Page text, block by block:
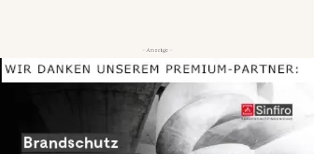
- Anzeige -